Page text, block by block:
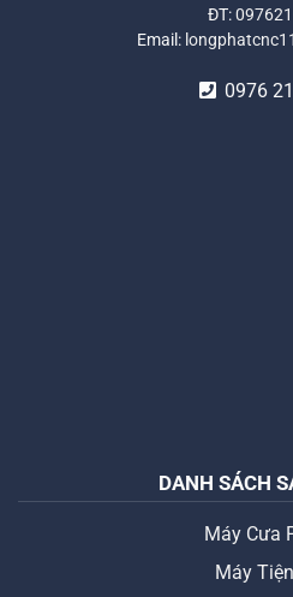
ĐT:
Email:
0976
DANH SÁCH
Máy Cưa
Máy